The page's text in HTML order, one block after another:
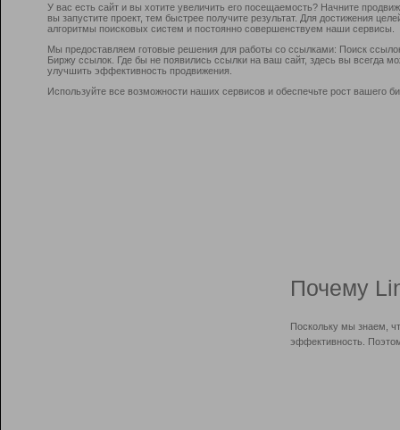
У вас есть сайт и вы хотите увеличить его посещаемость? Начните
вы запустите проект, тем быстрее получите результат. Для достижения
алгоритмы поисковых систем и постоянно совершенствуем наши сервисы.
Мы предоставляем готовые решения для работы со ссылками: Поиск
Биржу ссылок. Где бы не появились ссылки на ваш сайт, здесь вы всегда
улучшить эффективность продвижения.
Используйте все возможности наших сервисов и обеспечьте рост вашего
Почему
Поскольку мы знаем,
эффективность.